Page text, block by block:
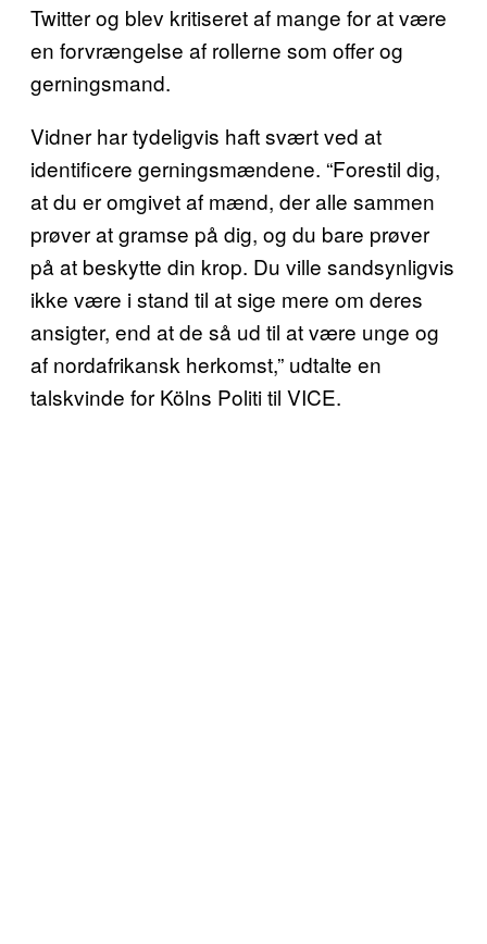
Twitter og blev kritiseret af mange for at være
en forvrængelse af rollerne som offer og
gerningsmand.
Vidner har tydeligvis haft svært ved at
identificere gerningsmændene. “Forestil dig,
at du er omgivet af mænd, der alle sammen
prøver at gramse på dig, og du bare prøver
på at beskytte din krop. Du ville sandsynligvis
ikke være i stand til at sige mere om deres
ansigter, end at de så ud til at være unge og
af nordafrikansk herkomst,” udtalte en
talskvinde for Kölns Politi til VICE.